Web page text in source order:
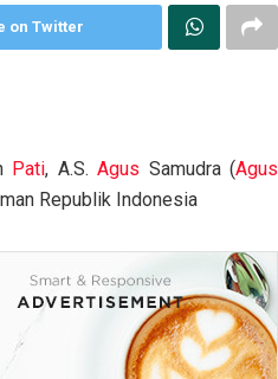
on Twitter
Pati, A.S. Agus Samudra (Agus
Republik Indonesia